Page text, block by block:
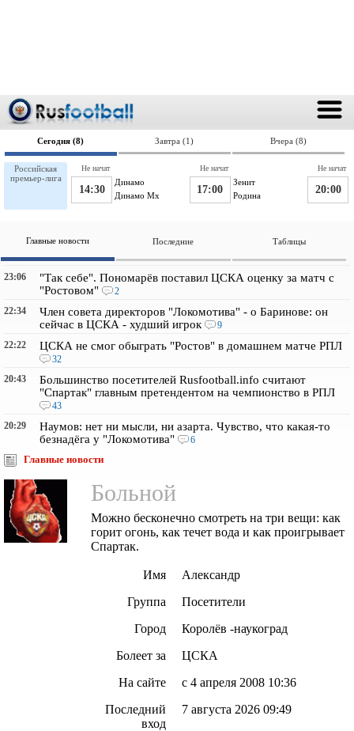
Сегодня (8) Завтра (1) Вчера (8)
Российская
премьер-лига
Динамо
14:30 Динамо Мх
Не начат
Зенит
17:00 Родина
Не начат
20:00
Не начат
Главные новости Последние Таблицы
23:06
"Так себе". Пономарёв поставил ЦСКА оценку за матч с
"Ростовом"
2
22:34
Член совета директоров "Локомотива" - о Баринове: он
сейчас в ЦСКА - худший игрок
9
22:22
ЦСКА не смог обыграть "Ростов" в домашнем матче РПЛ
32
20:43
Большинство посетителей Rusfootball.info считают
"Спартак" главным претендентом на чемпионство в РПЛ
43
20:29
Наумов: нет ни мысли, ни азарта. Чувство, что какая-то
безнадёга у "Локомотива"
6
Главные новости
Больной
Можно бесконечно смотреть на три вещи: как
горит огонь, как течет вода и как проигрывает
Спартак.
Имя
Александр
Группа
Посетители
Город
Королёв -наукоград
Болеет за
ЦСКА
На сайте
с 4 апреля 2008 10:36
Последний
вход
7 августа 2026 09:49